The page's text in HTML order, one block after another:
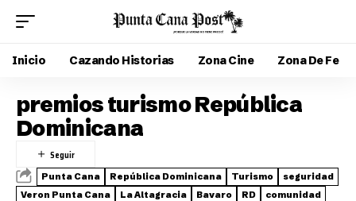
Inicio Cazando Historias Zona Cine Zona De Fe
premios turismo República
Dominicana
Punta Cana República Dominicana Turismo
seguridad
Veron Punta Cana
La Altagracia Bavaro RD
comunidad